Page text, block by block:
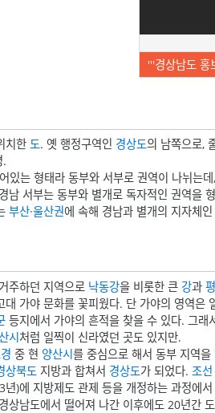
'''경상남도 홍
치한 도. 옛 행정구역인 경상도의 남쪽으로,
.
있는 형태라 동부와 서부로 권역이 나뉘는데,
남 서부는 동부와 별개로 독자적인 권역을
부산·울산권에 속해 경남과 별개의 지자체
주하던 지역으로 낙동강을 비롯한 큰 강과
대 가야 문화를 꽃피웠다. 단 가야의 영역은
등지에서 가야의 흔적을 찾을 수 있다. 그래
시처럼 일찍이 신라였던 곳도 있지만.
중 현 양산시를 중심으로 해서 동부 지역을
상북도 지방과 합쳐서 경상도가 되었다. 조선
년)에 지방제도 관제 등을 개정하는 과정에
상남도에서 떨어져 나간 이후에도 20년간